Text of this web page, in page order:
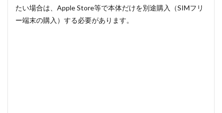
たい場合は、Apple Store等で本体だけを別途購入（SIMフリ
ー端末の購入）する必要があります。